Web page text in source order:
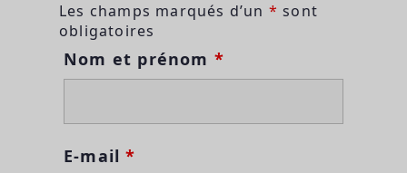
Les champs marqués d’un * sont
obligatoires
Nom et prénom *
E-mail*